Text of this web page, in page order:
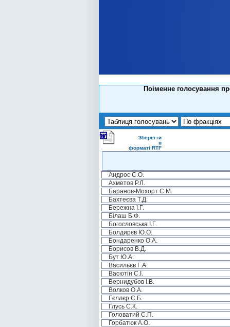
Поіменне голосування
Зберегти
в
форматі RTF
Андрос С.О.
Ахметов Р.Л.
Баранов-Мохорт С.М.
Бахтеєва Т.Д.
Бережна І.Г.
Білаш Б.Ф.
Богословська І.Г.
Болдирєв Ю.О.
Бондаренко О.А.
Борисов В.Д.
Бут Ю.А.
Васильєв Г.А.
Васютін С.І.
Вернидубов І.В.
Волков О.А.
Гєллєр Є.Б.
Глусь С.К.
Головатий С.П.
Горбатюк А.О.